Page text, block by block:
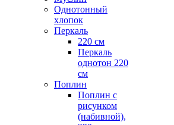
Однотонный
хлопок
Перкаль
220 см
Перкаль
однотон 220
см
Поплин
Поплин с
рисунком
(набивной),